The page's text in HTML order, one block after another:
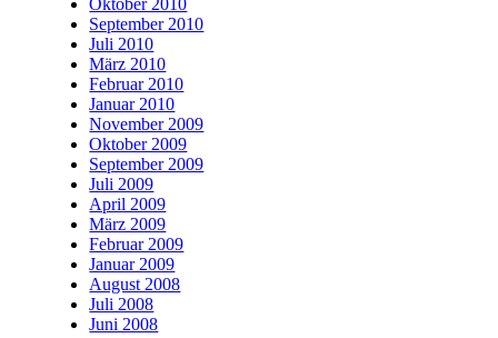
Oktober 2010
September 2010
Juli 2010
März 2010
Februar 2010
Januar 2010
November 2009
Oktober 2009
September 2009
Juli 2009
April 2009
März 2009
Februar 2009
Januar 2009
August 2008
Juli 2008
Juni 2008